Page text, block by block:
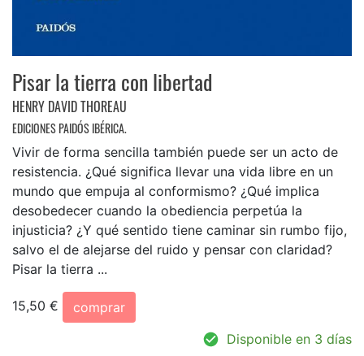
Pisar la tierra con libertad
HENRY DAVID THOREAU
EDICIONES PAIDÓS IBÉRICA.
Vivir de forma sencilla también puede ser un acto de
resistencia. ¿Qué significa llevar una vida libre en un
mundo que empuja al conformismo? ¿Qué implica
desobedecer cuando la obediencia perpetúa la
injusticia? ¿Y qué sentido tiene caminar sin rumbo fijo,
salvo el de alejarse del ruido y pensar con claridad?
Pisar la tierra ...
15,50 €
comprar
Disponible en 3 días